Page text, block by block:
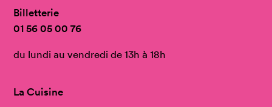
Billetterie
01 56 05 00 76
du lundi au vendredi de 13h à 18h
La Cuisine